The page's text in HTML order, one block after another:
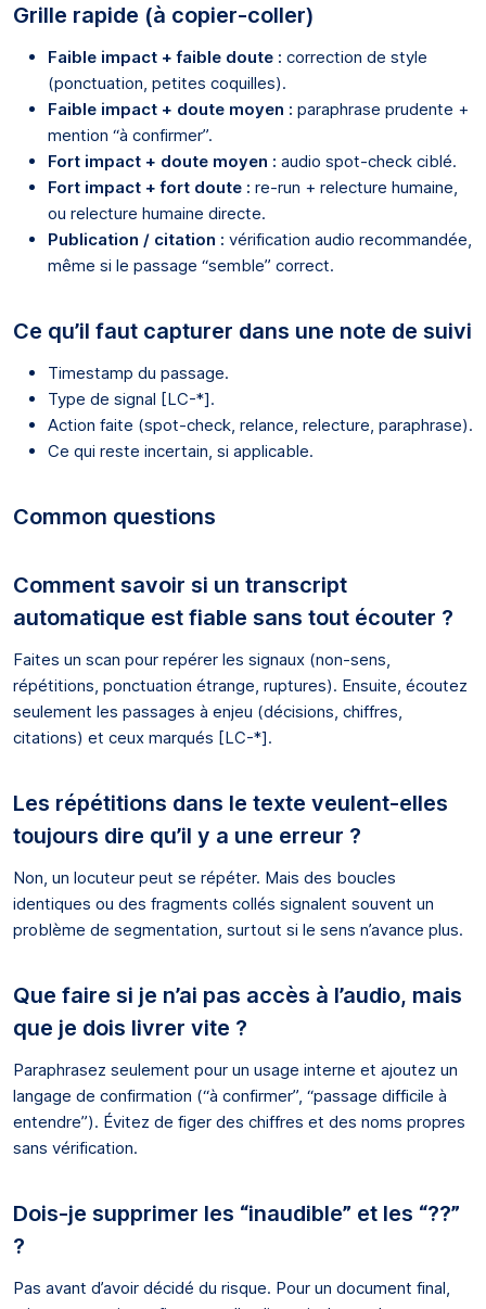
Grille rapide (à copier-coller)
Faible impact + faible doute : correction de style
(ponctuation, petites coquilles).
Faible impact + doute moyen : paraphrase prudente +
mention “à confirmer”.
Fort impact + doute moyen : audio spot-check ciblé.
Fort impact + fort doute : re-run + relecture humaine,
ou relecture humaine directe.
Publication / citation : vérification audio recommandée,
même si le passage “semble” correct.
Ce qu’il faut capturer dans une note de suivi
Timestamp du passage.
Type de signal [LC-*].
Action faite (spot-check, relance, relecture, paraphrase).
Ce qui reste incertain, si applicable.
Common questions
Comment savoir si un transcript
automatique est fiable sans tout écouter ?
Faites un scan pour repérer les signaux (non-sens,
répétitions, ponctuation étrange, ruptures). Ensuite, écoutez
seulement les passages à enjeu (décisions, chiffres,
citations) et ceux marqués [LC-*].
Les répétitions dans le texte veulent-elles
toujours dire qu’il y a une erreur ?
Non, un locuteur peut se répéter. Mais des boucles
identiques ou des fragments collés signalent souvent un
problème de segmentation, surtout si le sens n’avance plus.
Que faire si je n’ai pas accès à l’audio, mais
que je dois livrer vite ?
Paraphrasez seulement pour un usage interne et ajoutez un
langage de confirmation (“à confirmer”, “passage difficile à
entendre”). Évitez de figer des chiffres et des noms propres
sans vérification.
Dois-je supprimer les “inaudible” et les “??”
?
Pas avant d’avoir décidé du risque. Pour un document final,